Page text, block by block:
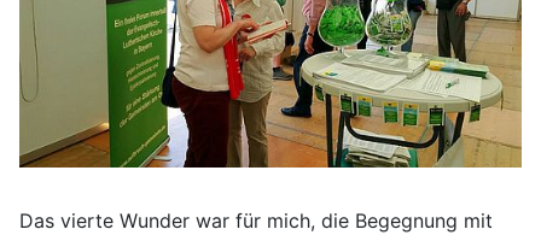
Das vierte Wunder war für mich, die Begegnung mit